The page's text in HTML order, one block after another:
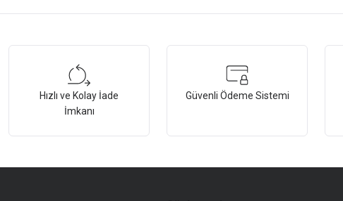
Hızlı ve Kolay İade
İmkanı
Güvenli Ödeme Sistemi